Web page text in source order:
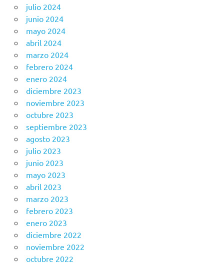
julio 2024
junio 2024
mayo 2024
abril 2024
marzo 2024
febrero 2024
enero 2024
diciembre 2023
noviembre 2023
octubre 2023
septiembre 2023
agosto 2023
julio 2023
junio 2023
mayo 2023
abril 2023
marzo 2023
febrero 2023
enero 2023
diciembre 2022
noviembre 2022
octubre 2022